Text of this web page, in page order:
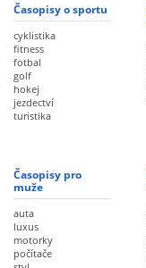
Časopisy o sportu
cyklistika
fitness
fotbal
golf
hokej
jezdectví
turistika
Časopisy pro
muže
auta
luxus
motorky
počítače